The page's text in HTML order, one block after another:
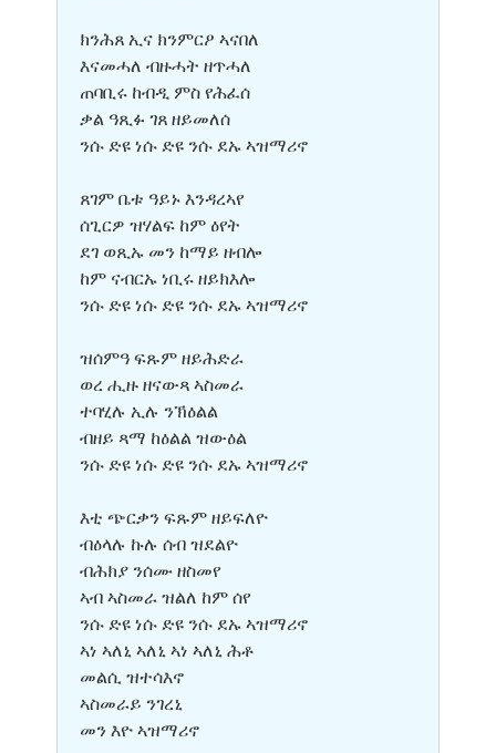
ክንሕጸ ኢና ክንምርዖ ኣናበለ
እናመሓለ ብዙሓት ዘጥሓለ
ጠባቢሩ ከብዲ ምስ የሕፈሰ
ቃል ዓጺፉ ገጸ ዘይመለሰ
ንሱ ድዩ ነሱ ድዩ ንሱ ደኡ ኣዝማሪኖ
ጸገም ቤቱ ዓይኑ እንዳረኣየ
ሰጊርዎ ዝሃልፍ ከም ዕየት
ደገ ወጺኡ መን ከማይ ዘብሎ
ከም ናብርኡ ነቢሩ ዘይክእሎ
ንሱ ድዩ ነሱ ድዩ ንሱ ደኡ ኣዝማሪኖ
ዝሰምዓ ፍጹም ዘይሕድራ
ወረ ሒዙ ዘናውጻ ኣስመራ
ተባሂሉ ኢሉ ንኽዕልል
ብዘይ ጻማ ከዕልል ዝውዕል
ንሱ ድዩ ነሱ ድዩ ንሱ ደኡ ኣዝማሪኖ
እቲ ጭርቃን ፍጹም ዘይፍለዮ
ብዕላሉ ኩሉ ሰብ ዝደልዮ
ብሕክያ ንሰሙ ዘስመየ
ኣብ ኣስመራ ዝልለ ከም ሰየ
ንሱ ድዩ ነሱ ድዩ ንሱ ደኡ ኣዝማሪኖ
ኣነ ኣለኒ ኣለኒ ኣነ ኣለኒ ሕቶ
መልሲ ዝተሳእኖ
ኣስመራይ ንገረኒ
መን እዮ ኣዝማሪኖ